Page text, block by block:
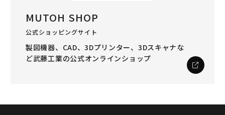
MUTOH SHOP
公式ショッピングサイト
製図機器、CAD、3Dプリンター、3Dスキャナな
ど武藤工業の公式オンラインショップ